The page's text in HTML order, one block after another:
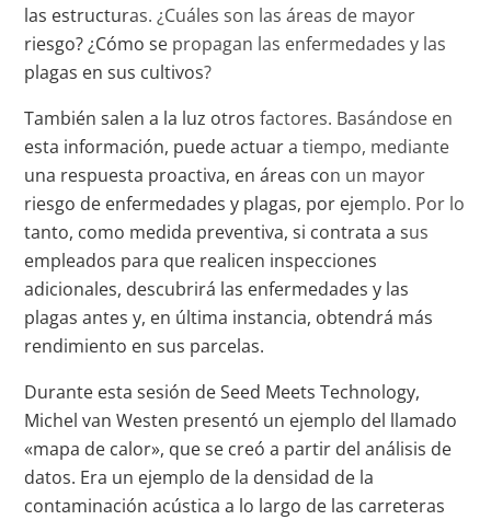
las estructuras. ¿Cuáles son las áreas de mayor
riesgo? ¿Cómo se propagan las enfermedades y las
plagas en sus cultivos?
También salen a la luz otros factores. Basándose en
esta información, puede actuar a tiempo, mediante
una respuesta proactiva, en áreas con un mayor
riesgo de enfermedades y plagas, por ejemplo. Por lo
tanto, como medida preventiva, si contrata a sus
empleados para que realicen inspecciones
adicionales, descubrirá las enfermedades y las
plagas antes y, en última instancia, obtendrá más
rendimiento en sus parcelas.
Durante esta sesión de Seed Meets Technology,
Michel van Westen presentó un ejemplo del llamado
«mapa de calor», que se creó a partir del análisis de
datos. Era un ejemplo de la densidad de la
contaminación acústica a lo largo de las carreteras